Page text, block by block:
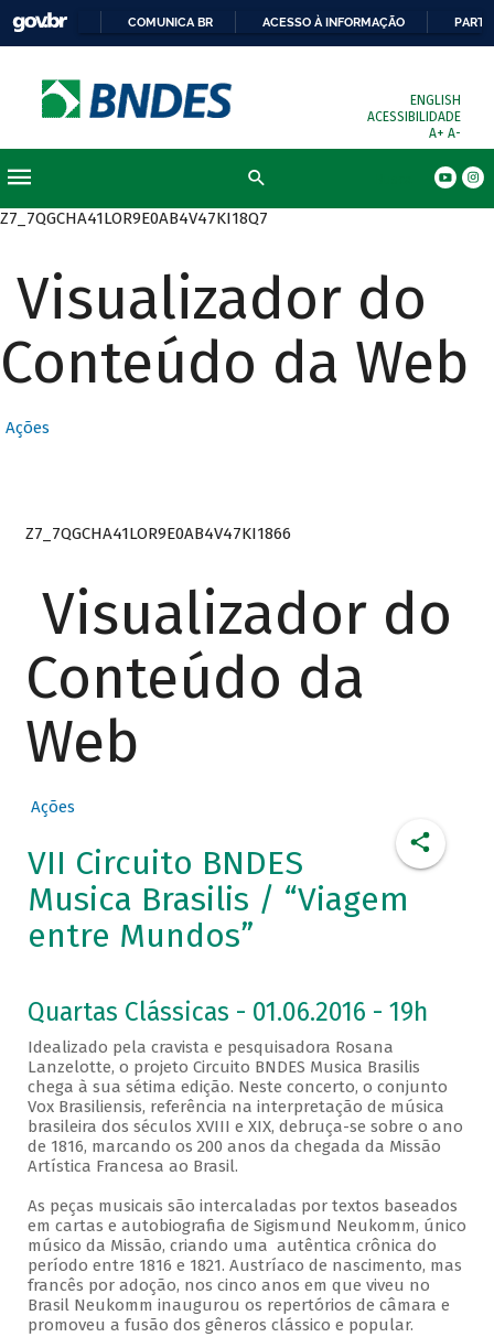
COMUNICA BR ACESSO À INFORMAÇÃO
ENGLISH
ACESSIBILIDADE
A+ A-
Z7_7QGCHA41LOR9E0AB4V47KI18Q7
Visualizador do
Conteúdo da Web
Ações
Z7_7QGCHA41LOR9E0AB4V47KI1866
Visualizador do
Conteúdo da
Web
Ações
VII Circuito BNDES
Musica Brasilis / “Viagem
entre Mundos”
Quartas Clássicas - 01.06.2016 - 19h
Idealizado pela cravista e pesquisadora Rosana
Lanzelotte, o projeto Circuito BNDES Musica Brasilis
chega à sua sétima edição. Neste concerto, o conjunto
Vox Brasiliensis, referência na interpretação de música
brasileira dos séculos XVIII e XIX, debruça-se sobre o ano
de 1816, marcando os 200 anos da chegada da Missão
Artística Francesa ao Brasil.
As peças musicais são intercaladas por textos baseados
em cartas e autobiografia de Sigismund Neukomm, único
músico da Missão, criando uma autêntica crônica do
período entre 1816 e 1821. Austríaco de nascimento, mas
francês por adoção, nos cinco anos em que viveu no
Brasil Neukomm inaugurou os repertórios de câmara e
promoveu a fusão dos gêneros clássico e popular.